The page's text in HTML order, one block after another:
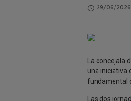
29/06/2026
La concejala
una iniciativa
fundamental
Las dos